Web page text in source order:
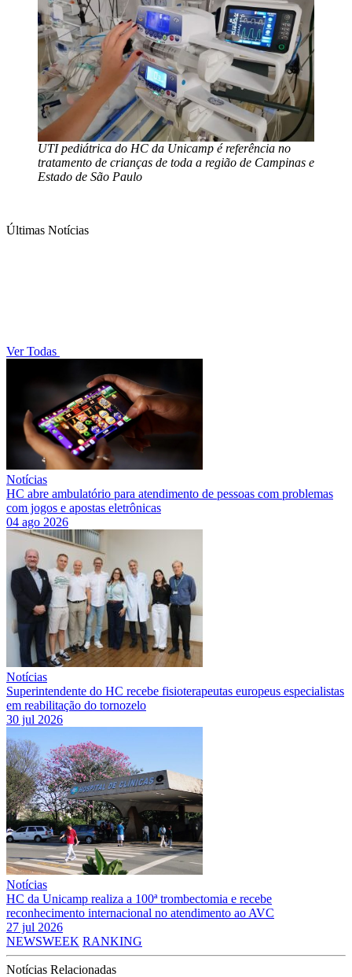
UTI pediátrica do HC da Unicamp é referência no
tratamento de crianças de toda a região de Campinas e
Estado de São Paulo
Últimas Notícias
Ver Todas
Notícias
HC abre ambulatório para atendimento de pessoas com problemas
com jogos e apostas eletrônicas
04 ago 2026
Notícias
Superintendente do HC recebe fisioterapeutas europeus especialistas
em reabilitação do tornozelo
30 jul 2026
Notícias
HC da Unicamp realiza a 100ª trombectomia e recebe
reconhecimento internacional no atendimento ao AVC
27 jul 2026
NEWSWEEK RANKING
Notícias Relacionadas